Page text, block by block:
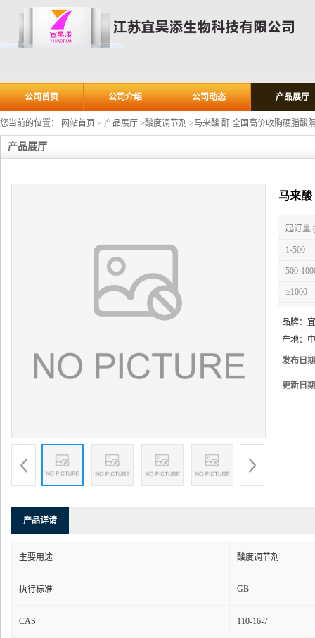
公司首页 公司介绍 公司动态 产品展厅
您当前的位置： 网站首页 > 产品展厅 >酸度调节剂 >马来酸 酐 全国高价收购硬脂酸
产品展厅
马来
起订量
1-500
500-
≥1000
品牌：
产地：
发布日
更新日
产品详请
主要用途 酸度调节剂
执行标准 GB
CAS 110-16-7